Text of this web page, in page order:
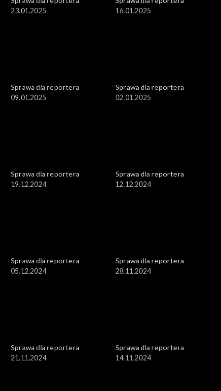
23.01.2025
16.01.2025
Sprawa dla reportera
09.01.2025
Sprawa dla reportera
02.01.2025
Sprawa dla reportera
19.12.2024
Sprawa dla reportera
12.12.2024
Sprawa dla reportera
05.12.2024
Sprawa dla reportera
28.11.2024
Sprawa dla reportera
21.11.2024
Sprawa dla reportera
14.11.2024